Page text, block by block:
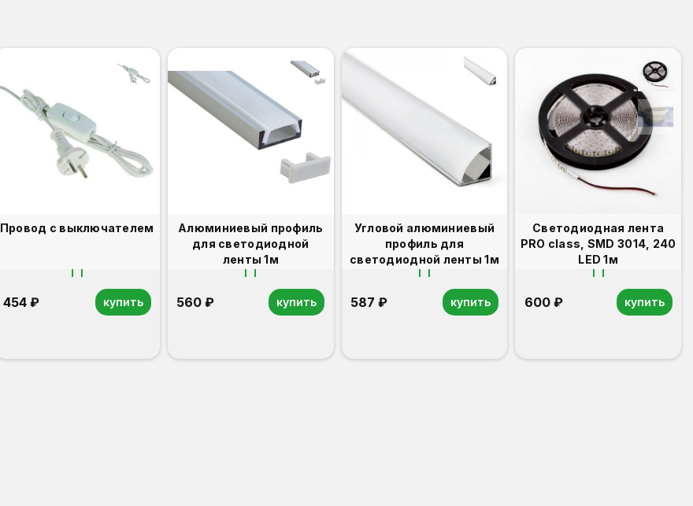
Провод с выключателем
454 ₽ купить
Алюминиевый профиль
для светодиодной
ленты 1м
560 ₽ купить
Угловой алюминиевый
профиль для
светодиодной ленты 1м
587 ₽ купить
Светодиодная лента
PRO class, SMD 3014, 240
LED 1м
600 ₽ купить